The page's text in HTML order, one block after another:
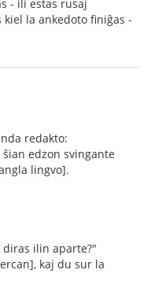
- ili estas rusaj
la ankedoto finiĝas -
redakto:
edzon svingante
lingvo].
ilin aparte?"
kaj du sur la